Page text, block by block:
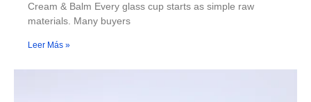
Cream & Balm Every glass cup starts as simple raw
materials. Many buyers
Leer Más »